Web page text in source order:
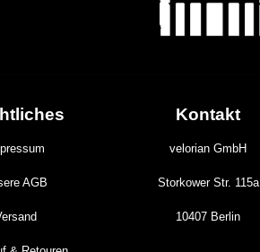
AGB
Kontakt
velorian GmbH
Storkower Str. 115a
10407 Berlin